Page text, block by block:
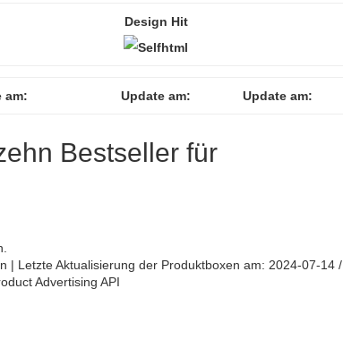
Design Hit
am: Update am: Update am:
Bestseller für
| Letzte Aktualisierung der Produktboxen am: 2024-07-14 /
Advertising API